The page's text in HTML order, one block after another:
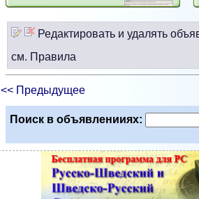
Редактировать и удалять
см. Правила
<< Предыдущее
Поиск в объявленииях: